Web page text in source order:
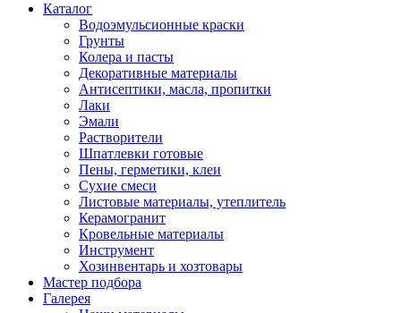
Каталог
Водоэмульсионные краски
Грунты
Колера и пасты
Декоративные материалы
Антисептики, масла, пропитки
Лаки
Эмали
Растворители
Шпатлевки готовые
Пены, герметики, клеи
Сухие смеси
Листовые материалы, утеплитель
Керамогранит
Кровельные материалы
Инструмент
Хозинвентарь и хозтовары
Мастер подбора
Галерея